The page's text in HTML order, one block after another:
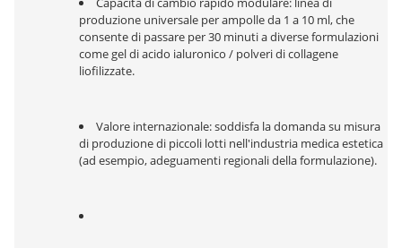
produzione universale per ampolle da 1 a 10 ml, che
consente di passare per 30 minuti a diverse formulazioni
come gel di acido ialuronico / polveri di collagene
liofilizzate.
Valore internazionale: soddisfa la domanda su misura
di produzione di piccoli lotti nell'industria medica estetica
(ad esempio, adeguamenti regionali della formulazione).